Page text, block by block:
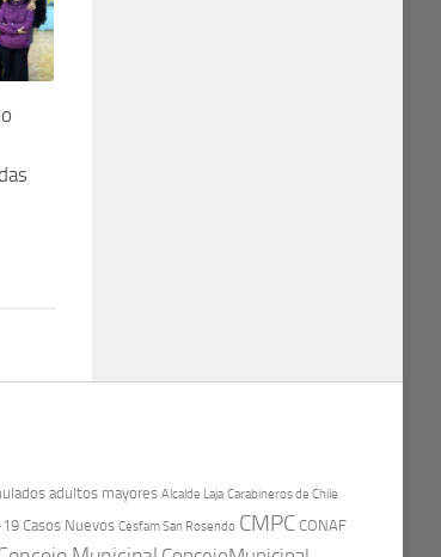
adultos mayores Alcalde Laja Carabineros de Chile
19 Casos Nuevos Cesfam San Rosendo CMPC CONAF